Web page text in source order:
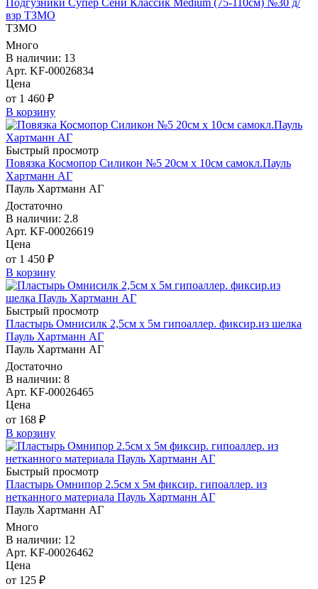
Подгузники Супер Сени Классик Medium (75-110см) №30 д/
взр ТЗМО
ТЗМО
Много
В наличии: 13
Арт. KF-00026834
Цена
от 1 460 ₽
В корзину
Быстрый просмотр
Повязка Космопор Силикон №5 20см х 10см самокл.Пауль
Хартманн AГ
Пауль Хартманн AГ
Достаточно
В наличии: 2.8
Арт. KF-00026619
Цена
от 1 450 ₽
В корзину
Быстрый просмотр
Пластырь Омнисилк 2,5см х 5м гипоаллер. фиксир.из шелка
Пауль Хартманн AГ
Пауль Хартманн AГ
Достаточно
В наличии: 8
Арт. KF-00026465
Цена
от 168 ₽
В корзину
Быстрый просмотр
Пластырь Омнипор 2.5см х 5м фиксир. гипоаллер. из
нетканного материала Пауль Хартманн AГ
Пауль Хартманн AГ
Много
В наличии: 12
Арт. KF-00026462
Цена
от 125 ₽